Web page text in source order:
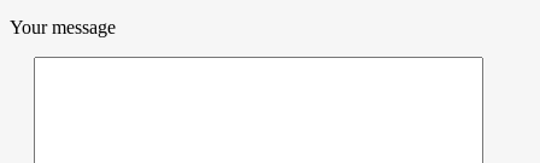
Your message